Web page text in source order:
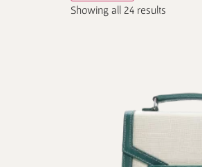
Showing all 24 results